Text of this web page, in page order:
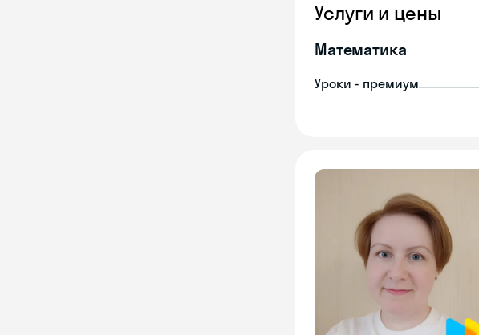
Услуги и цены
Математика
Уроки - премиум